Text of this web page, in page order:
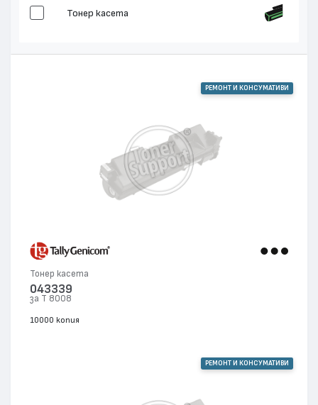
Тонер касета
РЕМОНТ И КОНСУМАТИВИ
Тонер касета
043339
за T 8008
10000 копия
РЕМОНТ И КОНСУМАТИВИ